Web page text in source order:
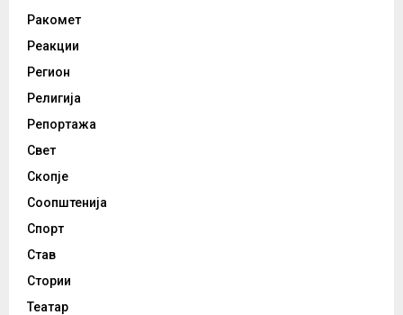
Ракомет
Реакции
Регион
Религија
Репортажа
Свет
Скопје
Соопштенија
Спорт
Став
Стории
Театар